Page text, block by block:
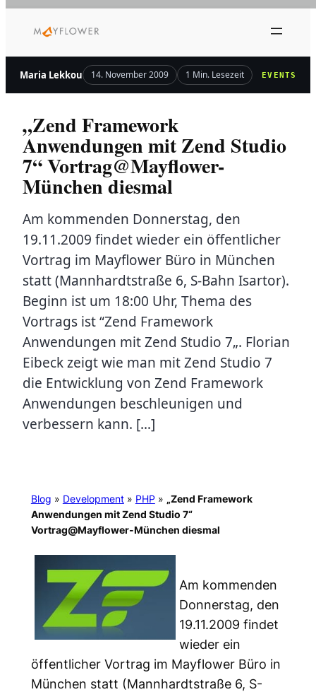
Inhalt
Maria Lekkou 14. November 2009 1 Min. Lesezeit EVENTS
„Zend Framework
Anwendungen mit Zend Studio
7“ Vortrag@Mayflower-
München diesmal
Am kommenden Donnerstag, den
19.11.2009 findet wieder ein öffentlicher
Vortrag im Mayflower Büro in München
statt (Mannhardtstraße 6, S-Bahn Isartor).
Beginn ist um 18:00 Uhr, Thema des
Vortrags ist “Zend Framework
Anwendungen mit Zend Studio 7„. Florian
Eibeck zeigt wie man mit Zend Studio 7
die Entwicklung von Zend Framework
Anwendungen beschleunigen und
verbessern kann. […]
Blog » Development» PHP » „Zend Framework
Anwendungen mit Zend Studio 7“
Vortrag@Mayflower-München diesmal
Am kommenden
Donnerstag, den
19.11.2009 findet
wieder ein
öffentlicher Vortrag im Mayflower Büro in
München statt (Mannhardtstraße 6, S-